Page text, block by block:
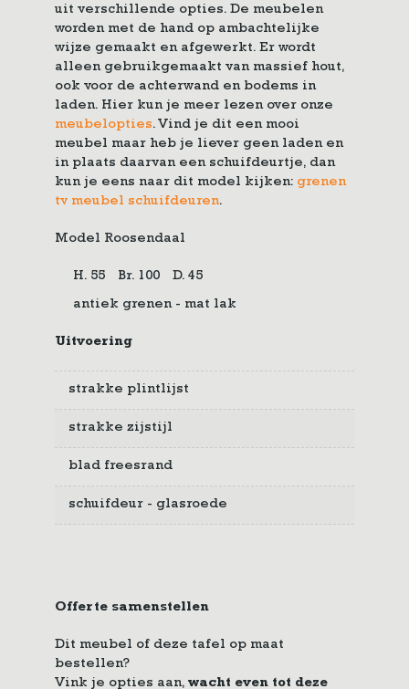
uit verschillende opties. De meubelen
worden met de hand op ambachtelijke
wijze gemaakt en afgewerkt. Er wordt
alleen gebruikgemaakt van massief hout,
ook voor de achterwand en bodems in
laden. Hier kun je meer lezen over onze
meubelopties. Vind je dit een mooi
meubel maar heb je liever geen laden en
in plaats daarvan een schuifdeurtje, dan
kun je eens naar dit model kijken: grenen
tv meubel schuifdeuren.
Model Roosendaal
H. 55 Br. 100 D. 45
antiek grenen - mat lak
Uitvoering
strakke plintlijst
strakke zijstijl
blad freesrand
schuifdeur - glasroede
Offerte samenstellen
Dit meubel of deze tafel op maat
bestellen?
Vink je opties aan, wacht even tot deze